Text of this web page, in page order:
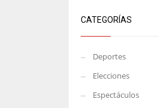
CATEGORÍAS
Deportes
Elecciones
Espectáculos